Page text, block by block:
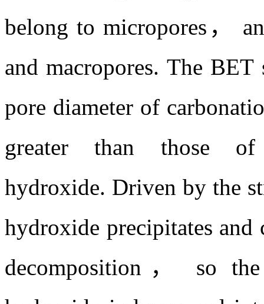
belong to micropores，
and macropores. The BET
pore diameter of
greater than those of
hydroxide. Driven by the
hydroxide precipitates and
decomposition， so